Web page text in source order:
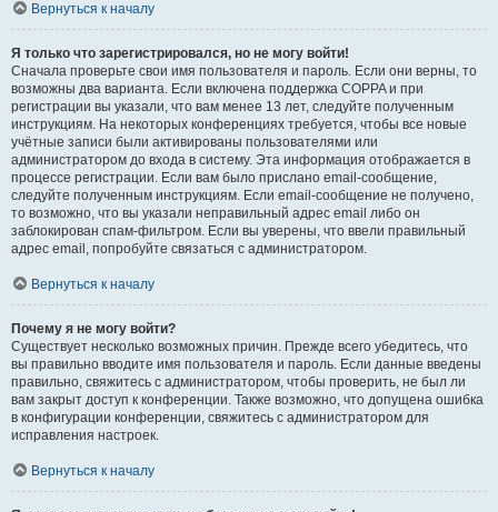
Вернуться к началу
Я только что зарегистрировался, но не могу войти!
Сначала проверьте свои имя пользователя и пароль. Если они верны, то
возможны два варианта. Если включена поддержка COPPA и при
регистрации вы указали, что вам менее 13 лет, следуйте полученным
инструкциям. На некоторых конференциях требуется, чтобы все новые
учётные записи были активированы пользователями или
администратором до входа в систему. Эта информация отображается в
процессе регистрации. Если вам было прислано email-сообщение,
следуйте полученным инструкциям. Если email-сообщение не получено,
то возможно, что вы указали неправильный адрес email либо он
заблокирован спам-фильтром. Если вы уверены, что ввели правильный
адрес email, попробуйте связаться с администратором.
Вернуться к началу
Почему я не могу войти?
Существует несколько возможных причин. Прежде всего убедитесь, что
вы правильно вводите имя пользователя и пароль. Если данные введены
правильно, свяжитесь с администратором, чтобы проверить, не был ли
вам закрыт доступ к конференции. Также возможно, что допущена ошибка
в конфигурации конференции, свяжитесь с администратором для
исправления настроек.
Вернуться к началу